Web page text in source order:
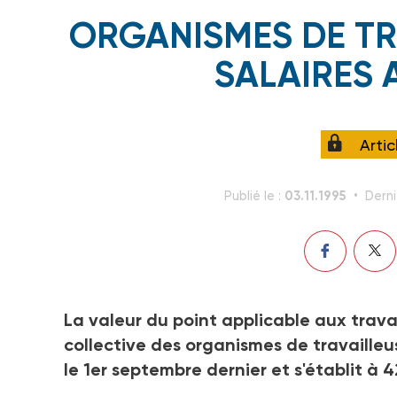
ORGANISMES DE
SALAIRES
Publié le : 03.11.1995
La valeur du point applicable aux
collective des organismes de
le 1er septembre dernier et s'établit à